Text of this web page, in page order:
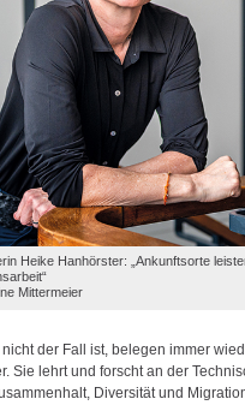
Heike Hanhörster: „Ankunftsorte
Mittermeier
nicht der Fall ist, belegen immer
Sie lehrt und forscht an der
Diversität und